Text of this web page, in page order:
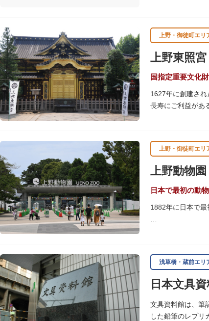
軍霊廟勅額門など
清水観音堂の舞
辯天堂を見下ろ
東叡山（とうえい
軍の祈祷寺と菩提
上野・御徒町エリ
上野東照宮
国指定重要文化
1627年に創建さ
長寿にご利益があ
贅沢に金箔が使
ために建てられ
いかがでしょうか。
授与所では、期間
上野・御徒町エリ
上野動物園
日本で最初の動
1882年に日本で
に再建された「閑
一方「西園」は、
イや“動かない鳥”
子ども動物園「す
います。
浅草橋・蔵前エリ
日本文具
文具資料館は、筆
した鉛筆のレプリ